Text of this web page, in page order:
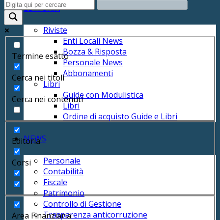
EDITORIA
Riviste
Enti Locali News
Bozza & Risposta
Personale News
Abbonamenti
Libri
Guide con Modulistica
Libri
Ordine di acquisto Guide e Libri
NEWS
Personale
Contabilità
Fiscale
Patrimonio
Controllo di Gestione
Trasparenza anticorruzione
Termine esatto
Cerca nei titoli
Cerca nei contenuti
Editoria
Corsi
Area Finanziaria